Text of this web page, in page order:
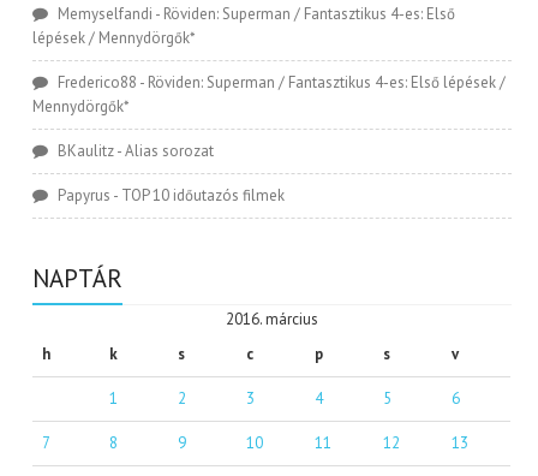
Memyselfandi - Röviden: Superman / Fantasztikus 4-es: Első
lépések / Mennydörgők*
Frederico88 - Röviden: Superman / Fantasztikus 4-es: Első lépések /
Mennydörgők*
BKaulitz-Alias sorozat
Papyrus - TOP 10 időutazós filmek
NAPTÁR
2016. március
h
k s c p s v
1 2 3 4 5 6
7 8 9 10 11 12 13